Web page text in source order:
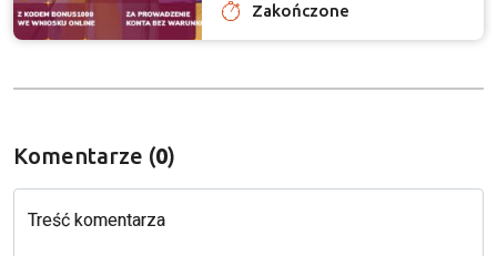
Zakończone
Komentarze (0)
Treść komentarza